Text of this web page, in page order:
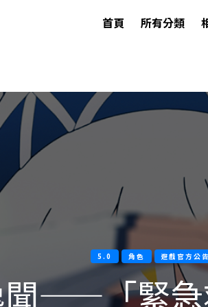
首頁 所有分類
5.0 角色 遊戲官方公告
——「緊急